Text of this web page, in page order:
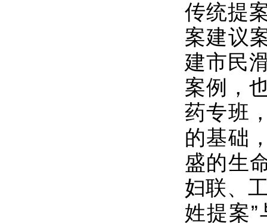
传统提
案建议
建市民
案例，
药专班
的基础
盛的生
妇联、
姓提案